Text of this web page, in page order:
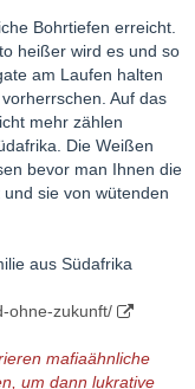
Bohrtiefen erreicht.
heißer wird es und so
am Laufen halten
Auf das
mehr zählen
Die Weißen
bevor man Ihnen die
sie von wütenden
aus Südafrika
ohne-zukunft/
mafiaähnliche
um dann lukrative